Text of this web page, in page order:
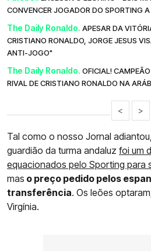
CONVENCER JOGADOR DO SPORTING
The Daily Ronaldo. APESAR DA
CRISTIANO RONALDO, JORGE JESUS
ANTI-JOGO"
The Daily Ronaldo. OFICIAL!
RIVAL DE CRISTIANO RONALDO NA
< >
Tal como o nosso Jornal
guardião da turma andaluz foi um
equacionados pelo Sporting para
mas o preço pedido pelos
transferência. Os leões
Virgínia.